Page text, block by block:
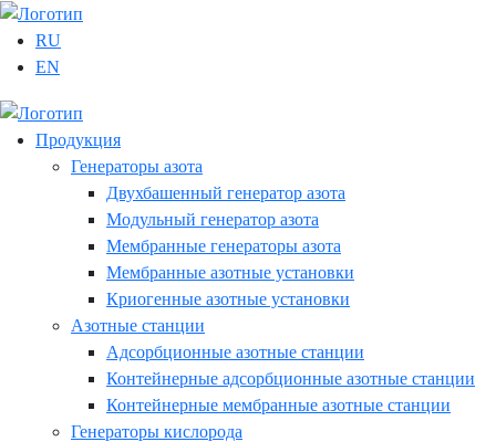
RU
EN
Продукция
Генераторы азота
Двухбашенный генератор азота
Модульный генератор азота
Мембранные генераторы азота
Мембранные азотные установки
Криогенные азотные установки
Азотные станции
Адсорбционные азотные станции
Контейнерные адсорбционные азотные станции
Контейнерные мембранные азотные станции
Генераторы кислорода